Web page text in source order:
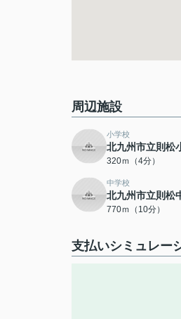
周辺施設
小学校
北九州市立則松
320ｍ（4分）
中学校
北九州市立則松
770ｍ（10分）
支払いシミュレー